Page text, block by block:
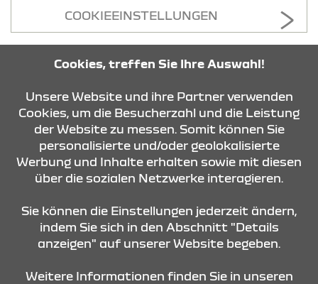
COOKIEEINSTELLUNGEN
KONTAKT & ANFAHRT
ÖFFNUNGSZEITEN
STANDORTE
Cookies, treffen Sie Ihre Auswahl!
Unsere Website und ihre Partner verwenden
Cookies, um die Besucherzahl und die Leistung
der Website zu messen. Somit können Sie
personalisierte und/oder geolokalisierte
Werbung und Inhalte erhalten sowie mit diesen
über die sozialen Netzwerke interagieren.
Sie können die Einstellungen jederzeit ändern,
indem Sie sich in den Abschnitt "Details
anzeigen" auf unserer Website begeben.
Weitere Informationen finden Sie in unseren